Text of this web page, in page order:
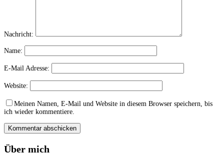
Nachricht:
Name:
E-Mail Adresse:
Website:
Meinen Namen, E-Mail und Website in diesem Browser speichern, bis
ich wieder kommentiere.
Über mich